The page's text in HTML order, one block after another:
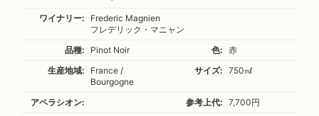
ワイナリー:
Frederic Magnien
フレデリック・マニャン
品種:
Pinot Noir 色:
赤
生産地域:
France /
Bourgogne
サイズ: 750㎖
アペラシオン: 参考上代:
7,700円